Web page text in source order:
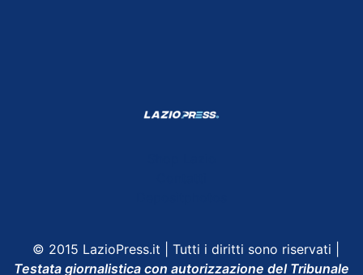
© 2015 LazioPress.it | Tutti i diritti sono riservati |
Testata giornalistica con autorizzazione del Tribunale